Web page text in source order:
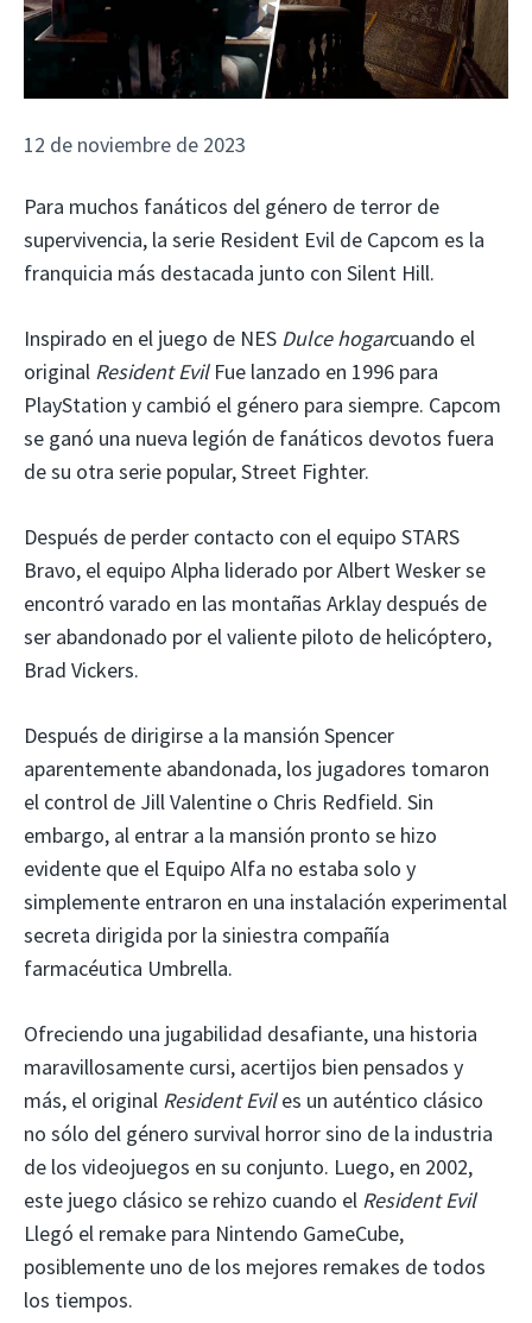
12 de noviembre de 2023
Para muchos fanáticos del género de terror de
supervivencia, la serie Resident Evil de Capcom es la
franquicia más destacada junto con Silent Hill.
Inspirado en el juego de NES Dulce hogarcuando el
original Resident EvilFue lanzado en 1996 para
PlayStation y cambió el género para siempre. Capcom
se ganó una nueva legión de fanáticos devotos fuera
de su otra serie popular, Street Fighter.
Después de perder contacto con el equipo STARS
Bravo, el equipo Alpha liderado por Albert Wesker se
encontró varado en las montañas Arklay después de
ser abandonado por el valiente piloto de helicóptero,
Brad Vickers.
Después de dirigirse a la mansión Spencer
aparentemente abandonada, los jugadores tomaron
el control de Jill Valentine o Chris Redfield. Sin
embargo, al entrar a la mansión pronto se hizo
evidente que el Equipo Alfa no estaba solo y
simplemente entraron en una instalación experimental
secreta dirigida por la siniestra compañía
farmacéutica Umbrella.
Ofreciendo una jugabilidad desafiante, una historia
maravillosamente cursi, acertijos bien pensados ​​y
más, el original Resident Eviles un auténtico clásico
no sólo del género survival horror sino de la industria
de los videojuegos en su conjunto. Luego, en 2002,
este juego clásico se rehizo cuando el Resident Evil
Llegó el remake para Nintendo GameCube,
posiblemente uno de los mejores remakes de todos
los tiempos.